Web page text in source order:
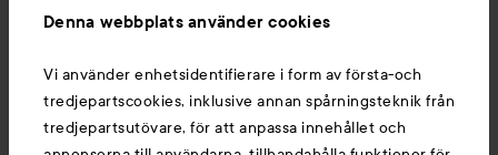
Denna webbplats använder cookies
Vi använder enhetsidentifierare i form av första-och
tredjepartscookies, inklusive annan spårningsteknik från
tredjepartsutövare, för att anpassa innehållet och
Du kanske också gillar